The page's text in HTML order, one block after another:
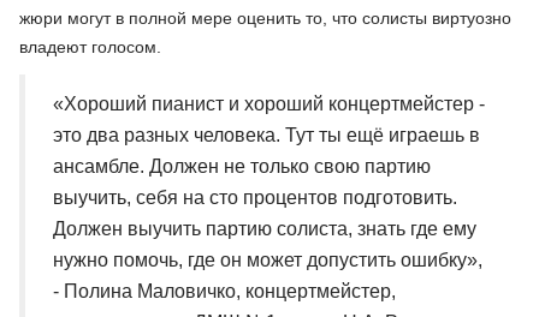
жюри могут в полной мере оценить то, что солисты виртуозно
владеют голосом.
«Хороший пианист и хороший концертмейстер -
это два разных человека. Тут ты ещё играешь в
ансамбле. Должен не только свою партию
выучить, себя на сто процентов подготовить.
Должен выучить партию солиста, знать где ему
нужно помочь, где он может допустить ошибку»,
- Полина Маловичко, концертмейстер,